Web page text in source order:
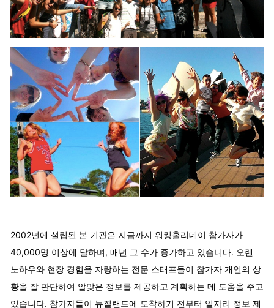
2002년에 설립된 본 기관은 지금까지 워킹홀리데이 참가자가
40,000명 이상에 달하며, 매년 그 수가 증가하고 있습니다. 오랜
노하우와 현장 경험을 자랑하는 전문 스태프들이 참가자 개인의 상
황을 잘 판단하여 알맞은 정보를 제공하고 계획하는 데 도움을 주고
있습니다. 참가자들이 뉴질랜드에 도착하기 전부터 일자리 정보 제